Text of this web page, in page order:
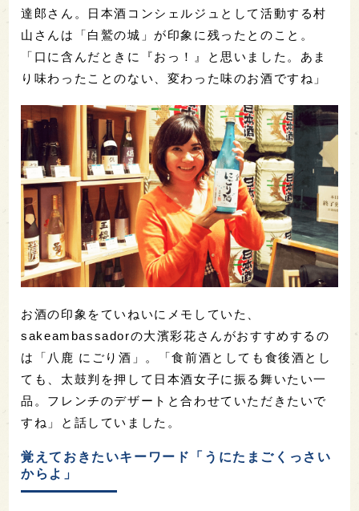
達郎さん。日本酒コンシェルジュとして活動する村
山さんは「白鷲の城」が印象に残ったとのこと。
「口に含んだときに『おっ！』と思いました。あま
り味わったことのない、変わった味のお酒ですね」
お酒の印象をていねいにメモしていた、
sakeambassadorの大濱彩花さんがおすすめするの
は「八鹿 にごり酒」。「食前酒としても食後酒とし
ても、太鼓判を押して日本酒女子に振る舞いたい一
品。フレンチのデザートと合わせていただきたいで
すね」と話していました。
覚えておきたいキーワード「うにたまごくっさい
からよ」